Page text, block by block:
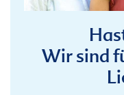
Wir sind